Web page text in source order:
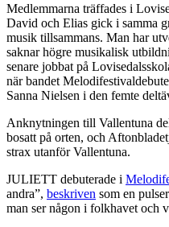
Medlemmarna träffades i
David och Elias gick i samma
musik tillsammans. Man har
saknar högre musikalisk
senare jobbat på
när bandet
Sanna Nielsen i den femte
Anknytningen till Vallentuna
bosatt på orten, och
strax utanför Vallentuna.
JULIETT debuterade i
andra”, beskriven som en
man ser någon i folkhavet och